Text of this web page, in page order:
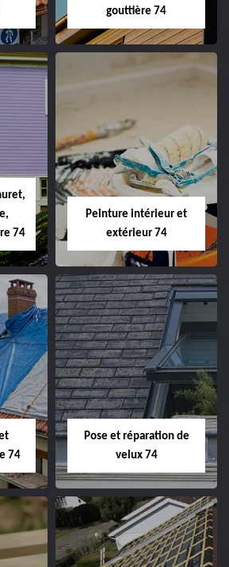
gouttière 74
74
Peinture intérieur et
extérieur 74
74
Pose et réparation de
velux 74